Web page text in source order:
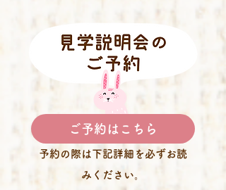
ご予約はこちら
​予約の際は下記詳細を必ずお読
みください。